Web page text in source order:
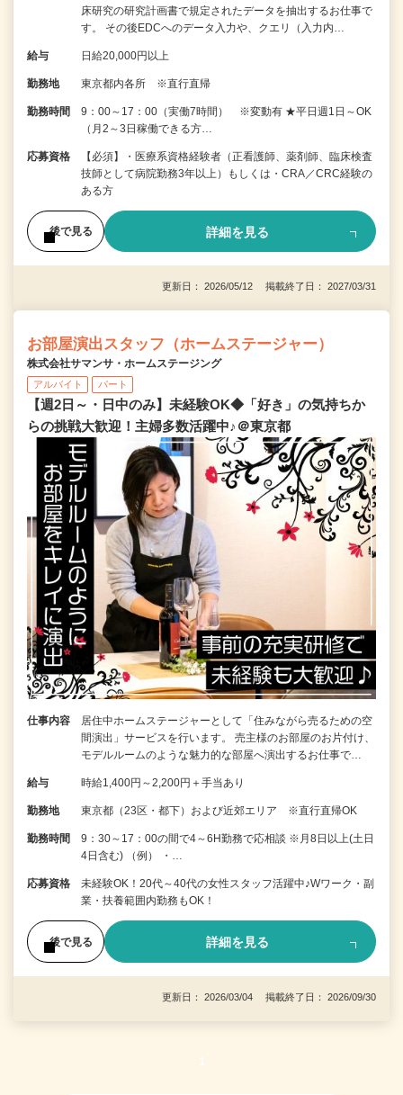
床研究の研究計画書で規定されたデータを抽出するお仕事で
す。 その後EDCへのデータ入力や、クエリ（入力内…
給与 日給20,000円以上
勤務地 東京都内各所 ※直行直帰
勤務時間
9：00～17：00（実働7時間） ※変動有 ★平日週1日～OK
（月2～3日稼働できる方…
応募資格
【必須】・医療系資格経験者（正看護師、薬剤師、臨床検査
技師として病院勤務3年以上）もしくは・CRA／CRC経験の
ある方
後で見る 詳細を見る
更新日： 2026/05/12 掲載終了日： 2027/03/31
お部屋演出スタッフ（ホームステージャー）
株式会社サマンサ・ホームステージング
アルバイト パート
【週2日～・日中のみ】未経験OK◆「好き」の気持ちか
らの挑戦大歓迎！主婦多数活躍中♪＠東京都
仕事内容
居住中ホームステージャーとして「住みながら売るための空
間演出」サービスを行います。 売主様のお部屋のお片付け、
モデルルームのような魅力的な部屋へ演出するお仕事で…
給与 時給1,400円～2,200円＋手当あり
勤務地 東京都（23区・都下）および近郊エリア ※直行直帰OK
勤務時間
9：30～17：00の間で4～6H勤務で応相談 ※月8日以上(土日
4日含む) （例） ・…
応募資格
未経験OK！20代～40代の女性スタッフ活躍中♪Wワーク・副
業・扶養範囲内勤務もOK！
後で見る 詳細を見る
更新日： 2026/03/04 掲載終了日： 2026/09/30
1